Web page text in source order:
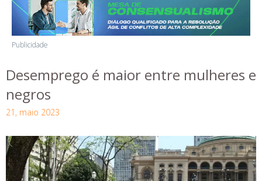
Publicidade
Desemprego é maior entre mulheres e
negros
21, maio 2023